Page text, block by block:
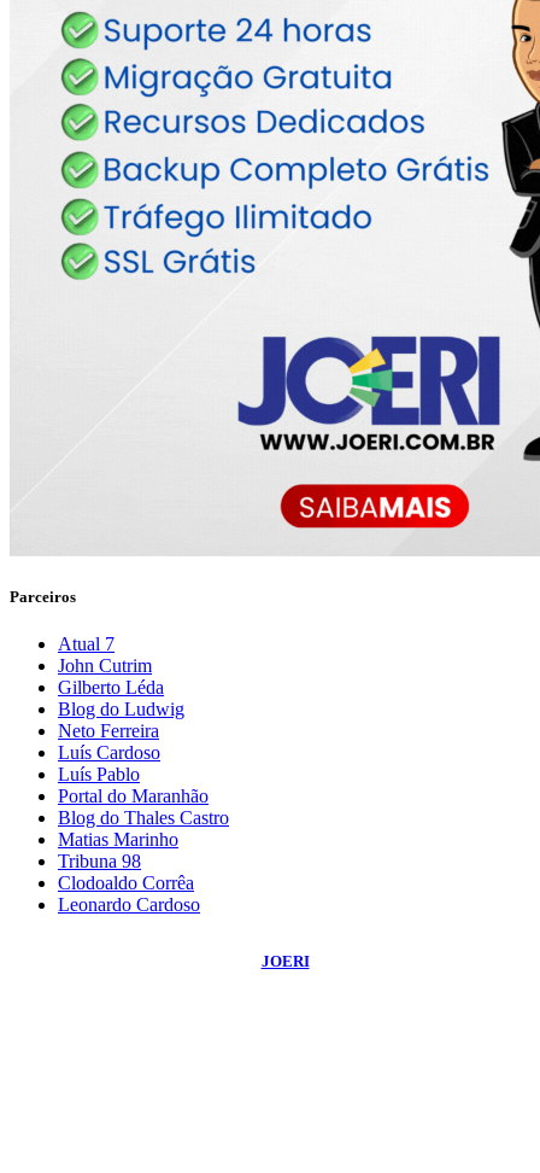
Parceiros
Atual 7
John Cutrim
Gilberto Léda
Blog do Ludwig
Neto Ferreira
Luís Cardoso
Luís Pablo
Portal do Maranhão
Blog do Thales Castro
Matias Marinho
Tribuna 98
Clodoaldo Corrêa
Leonardo Cardoso
JOERI